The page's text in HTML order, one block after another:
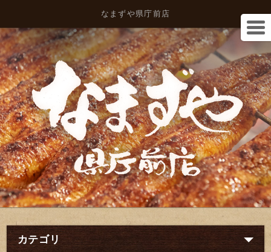
なまずや県庁前店
カテゴリ